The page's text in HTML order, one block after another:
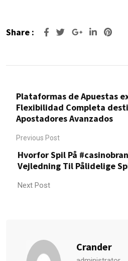
Share : Google+LinkedIn
Plataformas de Apuestas
Flexibilidad Completa
Apostadores Avanzados
Previous Post
Hvorfor Spil På
Vejledning Til Pålidelige
Next Post
Crander